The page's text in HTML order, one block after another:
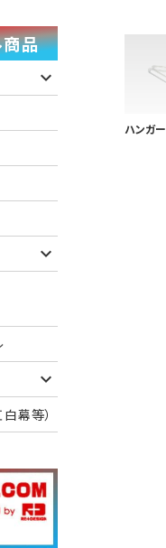
ハンガー
商品
幕等）